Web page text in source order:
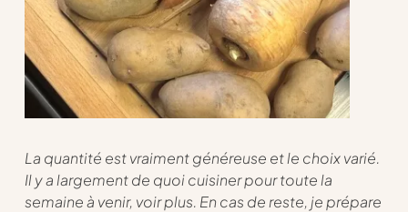
La quantité est vraiment généreuse et le choix varié.
Il y a largement de quoi cuisiner pour toute la
semaine à venir, voir plus. En cas de reste, je prépare